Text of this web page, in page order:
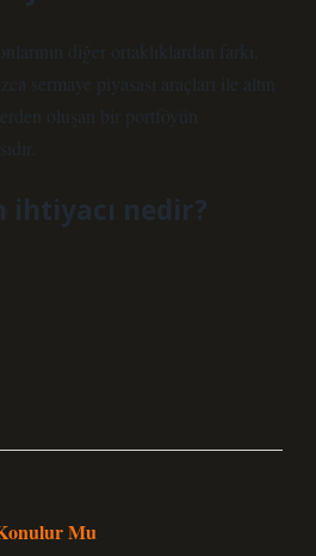
diğer ortaklıklardan farkı,
sermaye piyasası araçları ile altın
oluşan bir portföyün
ihtiyacı nedir?
Mu